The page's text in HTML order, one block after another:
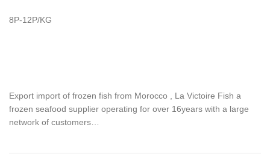
8P-12P/KG
Export import of frozen fish from Morocco , La Victoire Fish a
frozen seafood supplier operating for over 16years with a large
network of customers…